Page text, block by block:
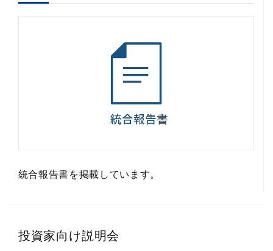
統合報告書を掲載しています。
投資家向け説明会